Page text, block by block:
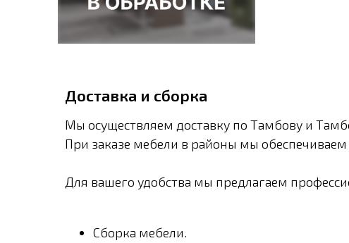
Доставка и сборка
Мы осуществляем доставку по Тамбову и
При заказе мебели в районы мы
Для вашего удобства мы предлагаем
Сборка мебели.